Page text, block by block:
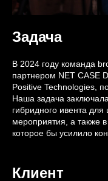
Задача
В 2024 году команда
партнером NET CASE
Positive Technologies,
Наша задача
гибридного ивента
мероприятия, а также
которое бы усилило
Клиент